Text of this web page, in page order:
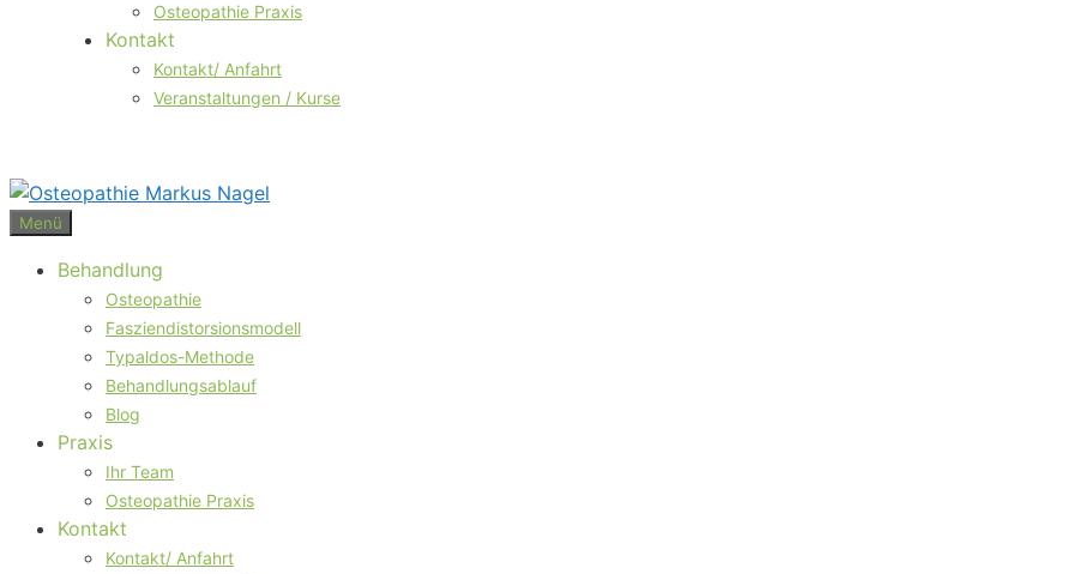
Osteopathie Praxis
Kontakt
Kontakt/ Anfahrt
Veranstaltungen / Kurse
Menü
Behandlung
Osteopathie
Fasziendistorsionsmodell
Typaldos-Methode
Behandlungsablauf
Blog
Praxis
Ihr Team
Osteopathie Praxis
Kontakt
Kontakt/ Anfahrt